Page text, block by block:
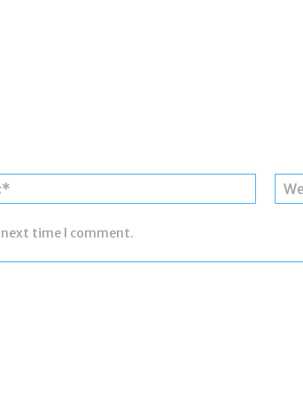
Email:*
next time I comment.